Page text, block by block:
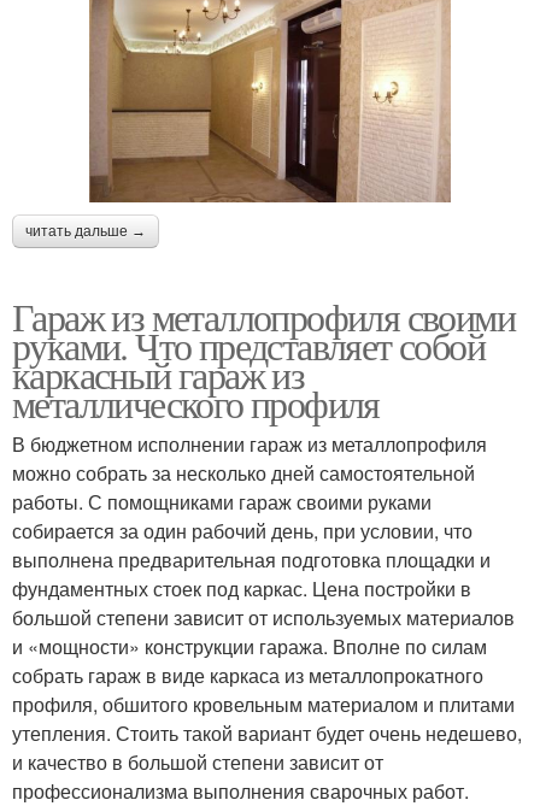
читать дальше →
Гараж из металлопрофиля своими
руками. Что представляет собой
каркасный гараж из
металлического профиля
В бюджетном исполнении гараж из металлопрофиля
можно собрать за несколько дней самостоятельной
работы. С помощниками гараж своими руками
собирается за один рабочий день, при условии, что
выполнена предварительная подготовка площадки и
фундаментных стоек под каркас. Цена постройки в
большой степени зависит от используемых материалов
и «мощности» конструкции гаража. Вполне по силам
собрать гараж в виде каркаса из металлопрокатного
профиля, обшитого кровельным материалом и плитами
утепления. Стоить такой вариант будет очень недешево,
и качество в большой степени зависит от
профессионализма выполнения сварочных работ.